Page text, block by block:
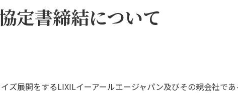
定書締結について
ズ展開をするLIXILイーアールエージャパン及びその親会社で